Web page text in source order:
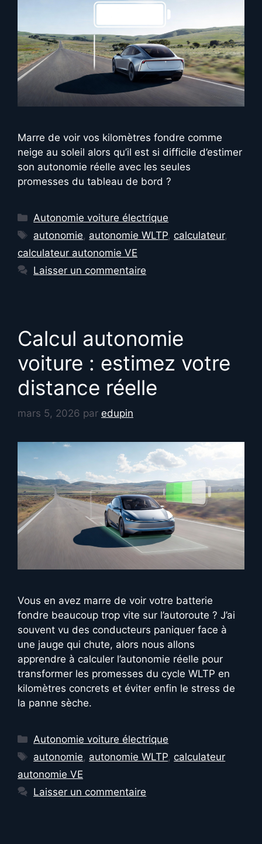
Marre de voir vos kilomètres fondre comme
neige au soleil alors qu’il est si difficile d’estimer
son autonomie réelle avec les seules
promesses du tableau de bord ?
Catégories
Autonomie voiture électrique
Étiquettes
autonomie, autonomie WLTP,calculateur,
calculateur autonomie VE
Laisser un commentaire
Calcul autonomie
voiture : estimez votre
distance réelle
mars 5, 2026 par edupin
Vous en avez marre de voir votre batterie
fondre beaucoup trop vite sur l’autoroute ? J’ai
souvent vu des conducteurs paniquer face à
une jauge qui chute, alors nous allons
apprendre à calculer l’autonomie réelle pour
transformer les promesses du cycle WLTP en
kilomètres concrets et éviter enfin le stress de
la panne sèche.
Catégories
Autonomie voiture électrique
Étiquettes
autonomie, autonomie WLTP,calculateur
autonomie VE
Laisser un commentaire